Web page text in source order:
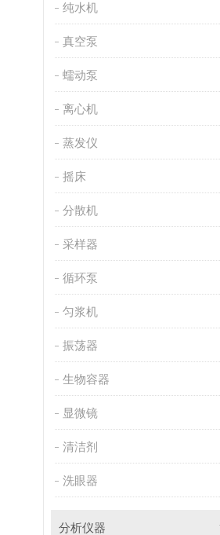
纯水机
真空泵
蠕动泵
离心机
蒸发仪
摇床
分散机
采样器
循环泵
匀浆机
振荡器
生物容器
显微镜
清洁剂
洗眼器
分析仪器